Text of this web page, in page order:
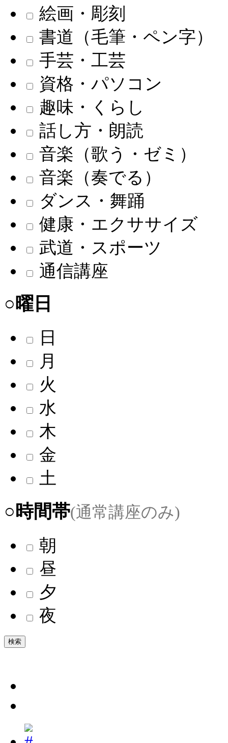
絵画・彫刻
書道（毛筆・ペン字）
手芸・工芸
資格・パソコン
趣味・くらし
話し方・朗読
音楽（歌う・ゼミ）
音楽（奏でる）
ダンス・舞踊
健康・エクササイズ
武道・スポーツ
通信講座
○曜日
日
月
火
水
木
金
土
○時間帯(通常講座のみ)
朝
昼
夕
夜
検索